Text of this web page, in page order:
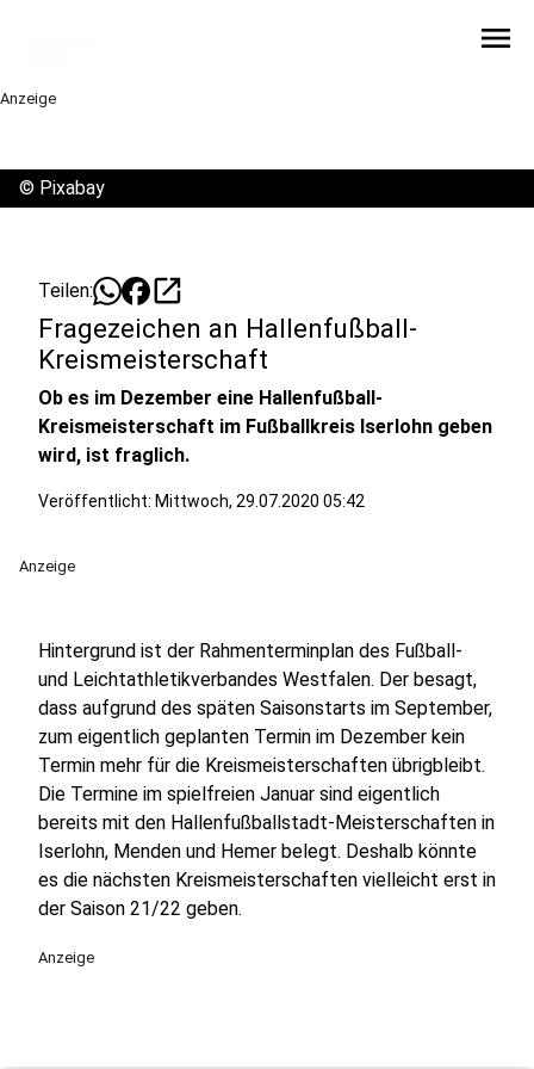
menu
Anzeige
© Pixabay
Teilen: open_in_new
Fragezeichen an Hallenfußball-
Kreismeisterschaft
Ob es im Dezember eine Hallenfußball-
Kreismeisterschaft im Fußballkreis Iserlohn geben
wird, ist fraglich.
Veröffentlicht: Mittwoch, 29.07.2020 05:42
Anzeige
Hintergrund ist der Rahmenterminplan des Fußball-
und Leichtathletikverbandes Westfalen. Der besagt,
dass aufgrund des späten Saisonstarts im September,
zum eigentlich geplanten Termin im Dezember kein
Termin mehr für die Kreismeisterschaften übrigbleibt.
Die Termine im spielfreien Januar sind eigentlich
bereits mit den Hallenfußballstadt-Meisterschaften in
Iserlohn, Menden und Hemer belegt. Deshalb könnte
es die nächsten Kreismeisterschaften vielleicht erst in
der Saison 21/22 geben.
Anzeige